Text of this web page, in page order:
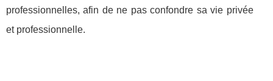
professionnelles, afin de ne pas confondre sa vie privée
et professionnelle.